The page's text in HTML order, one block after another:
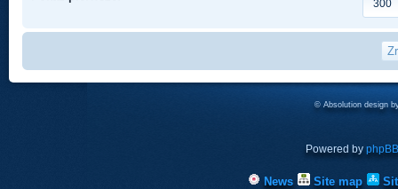
© Absolution design
Powered by phpBB
News Site map